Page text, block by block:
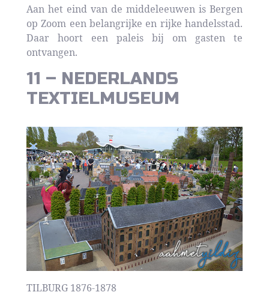
Aan het eind van de middeleeuwen is Bergen
op Zoom een belangrijke en rijke handelsstad.
Daar hoort een paleis bij om gasten te
ontvangen.
11 – NEDERLANDS
TEXTIELMUSEUM
TILBURG 1876-1878